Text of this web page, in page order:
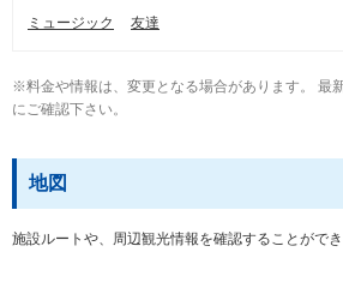
ミュージック 友達
※料金や情報は、変更となる場合があります。 最
にご確認下さい。
地図
施設ルートや、周辺観光情報を確認することができ